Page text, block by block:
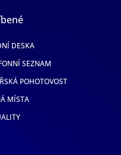
DESKA
SEZNAM
POHOTOVOST
MÍSTA